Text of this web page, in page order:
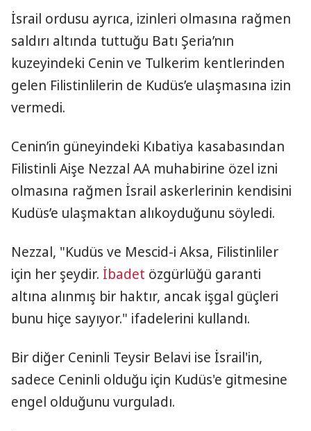
İsrail ordusu ayrıca, izinleri olmasına rağmen
saldırı altında tuttuğu Batı Şeria’nın
kuzeyindeki Cenin ve Tulkerim kentlerinden
gelen Filistinlilerin de Kudüs’e ulaşmasına izin
vermedi.
Cenin’in güneyindeki Kıbatiya kasabasından
Filistinli Aişe Nezzal AA muhabirine özel izni
olmasına rağmen İsrail askerlerinin kendisini
Kudüs’e ulaşmaktan alıkoyduğunu söyledi.
Nezzal, "Kudüs ve Mescid-i Aksa, Filistinliler
için her şeydir. İbadet özgürlüğü garanti
altına alınmış bir haktır, ancak işgal güçleri
bunu hiçe sayıyor." ifadelerini kullandı.
Bir diğer Ceninli Teysir Belavi ise İsrail'in,
sadece Ceninli olduğu için Kudüs'e gitmesine
engel olduğunu vurguladı.